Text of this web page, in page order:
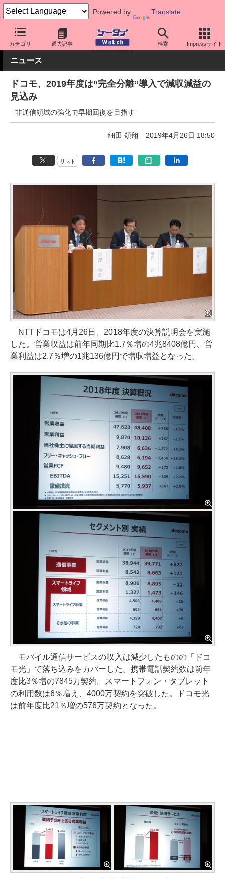
Powered by Translate
カテゴリ 過去記事 検索 Impressサイト
ケータイ Watch 業界動向 企業動向
ニュース
ドコモ、2019年度は“完全分離”導入で減収減益の
見込み
非通信領域の強化で早期回復を目指す
細田 頌翔 2019年4月26日 18:50
リスト
NTTドコモは4月26日、2018年度の決算説明会を実施
した。営業収益は前年同期比1.7％増の4兆8408億円、営
業利益は2.7％増の1兆136億円で増収増益となった。
モバイル通信サービスの収入は減少したものの「ドコ
モ光」で落ち込みをカバーした。携帯電話契約数は前年
度比3％増の7845万契約。スマートフォン・タブレット
の利用数は6％増え、4000万契約を突破した。ドコモ光
は前年度比21％増の576万契約となった。